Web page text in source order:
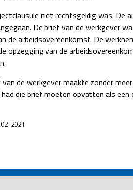
niet rechtsgeldig was. De
De brief van de werkgever
de arbeidsovereenkomst. De
opzegging van de
de werkgever maakte zonder
die brief moeten opvatten als
2021